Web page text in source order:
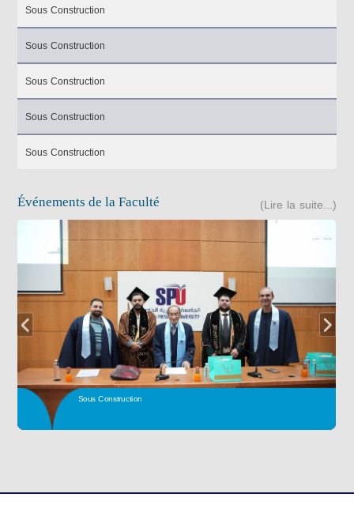
Sous Construction
Sous Construction
Sous Construction
Sous Construction
Sous Construction
Événements de la Faculté (Lire la suite...)